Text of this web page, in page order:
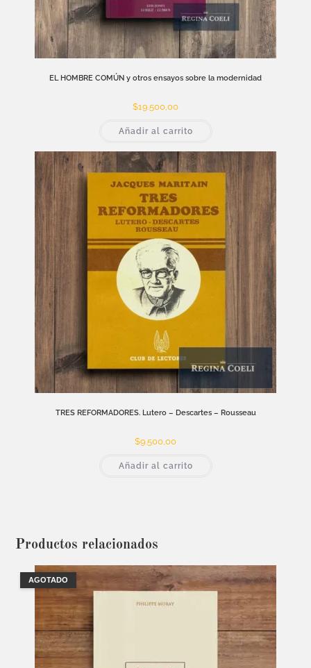
EL HOMBRE COMÚN y otros ensayos sobre la modernidad
$19.500,00
Añadir al carrito
TRES REFORMADORES. Lutero – Descartes – Rousseau
$9.500,00
Añadir al carrito
Productos relacionados
AGOTADO